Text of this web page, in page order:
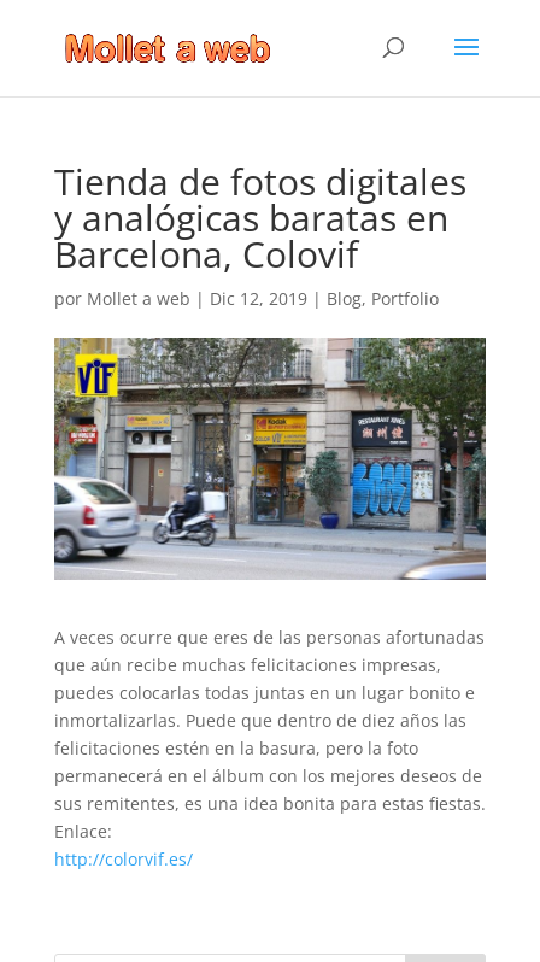
Tienda de fotos digitales
y analógicas baratas en
Barcelona, Colovif
por Mollet a web | Dic 12, 2019| Blog, Portfolio
A veces ocurre que eres de las personas afortunadas
que aún recibe muchas felicitaciones impresas,
puedes colocarlas todas juntas en un lugar bonito e
inmortalizarlas. Puede que dentro de diez años las
felicitaciones estén en la basura, pero la foto
permanecerá en el álbum con los mejores deseos de
sus remitentes, es una idea bonita para estas fiestas.
Enlace:
http://colorvif.es/